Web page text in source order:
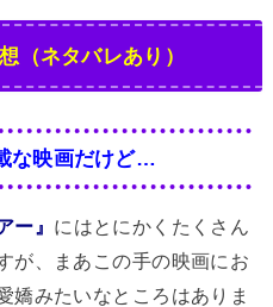
（ネタバレあり）
な映画だけど…
ー』 にはとにかくたくさん
が、まあこの手の映画にお
嬌みたいなところはありま